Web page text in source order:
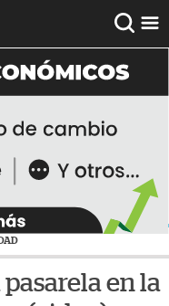
en la